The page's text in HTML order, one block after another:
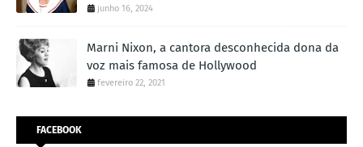
junho 16, 2024
Marni Nixon, a cantora desconhecida dona da
voz mais famosa de Hollywood
fevereiro 22, 2021
FACEBOOK